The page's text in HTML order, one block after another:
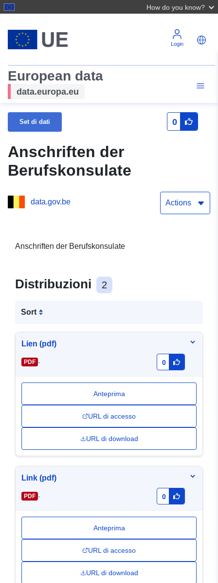
How do you know?
Login
European data
data.europa.eu
Set di dati 0
Anschriften der
Berufskonsulate
data.gov.be Actions
Anschriften der Berufskonsulate
Distribuzioni 2
Sort
Lien (pdf)
PDF - 0
Anteprima
URL di accesso
URL di download
Link (pdf)
PDF - 0
Anteprima
URL di accesso
URL di download